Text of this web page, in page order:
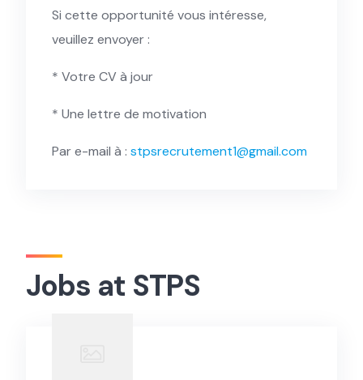
Jobs at STPS
Si cette opportunité vous intéresse,
veuillez envoyer :
* Votre CV à jour
* Une lettre de motivation
Par e-mail à : stpsrecrutement1@gmail.com